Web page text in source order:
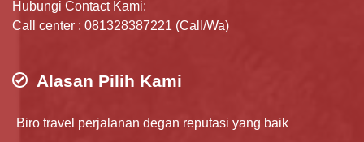
Hubungi Contact Kami:
Call center : 081328387221 (Call/Wa)
Alasan Pilih Kami
Biro travel perjalanan degan reputasi yang baik